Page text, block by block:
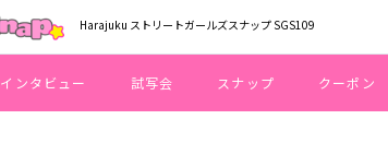
Harajuku ストリートガールズスナップ SGS109
インタビュー 試写会 スナップ クーポン